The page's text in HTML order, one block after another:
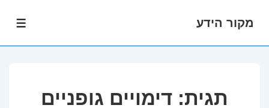
מקור הידע
תגית: דימויים גופניים